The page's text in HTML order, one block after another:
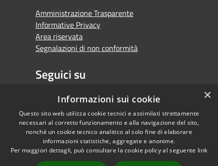
Amministrazione Trasparente
Informative Privacy
Area riservata
Segnalazioni di non conformità
Seguici su
FacebookYoutubeWhatsapp
RSS
Accessibilità
Copyright © 2026 •
Comune di Orbassano •
×
Informazioni sui cookie
Questo sito web utilizza cookie tecnici e assimilati strettamente
necessari al corretto funzionamento e alla navigazione del sito,
nonché un cookie tecnico analitico al solo fine di elaborare
informazioni statistiche, aggregate e anonime.
Per maggiori dettagli, può consultare la cookie policy al seguente link